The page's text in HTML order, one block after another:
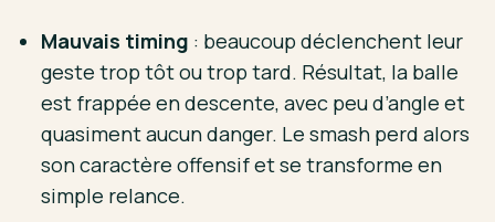
Mauvais timing : beaucoup déclenchent leur
geste trop tôt ou trop tard. Résultat, la balle
est frappée en descente, avec peu d’angle et
quasiment aucun danger. Le smash perd alors
son caractère offensif et se transforme en
simple relance.